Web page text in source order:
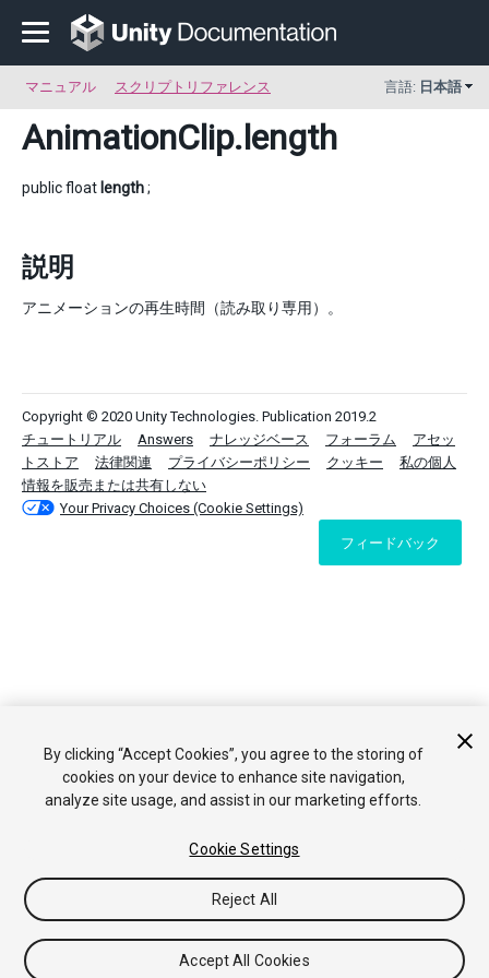
マニュアル スクリプトリファレンス 言語: 日本語
AnimationClip.length
public float length;
説明
アニメーションの再生時間（読み取り専用）。
Copyright © 2020 Unity Technologies. Publication 2019.2
チュートリアル
Answers ナレッジベース フォーラム
アセッ
トストア
法律関連 プライバシーポリシー クッキー
私の個人
情報を販売または共有しない
Your Privacy Choices (Cookie Settings)
フィードバック
By clicking “Accept Cookies”, you agree to the storing of
cookies on your device to enhance site navigation,
analyze site usage, and assist in our marketing efforts.
Cookie Settings
Reject All
Accept All Cookies